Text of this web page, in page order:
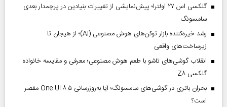
گلکسی اس ۲۷ اولترا؛ پیش‌نمایشی از تغییرات بنیادین در پرچمدار بعدی
سامسونگ
رشد خیره‌کننده بازار توکن‌های هوش مصنوعی (AI)؛ از هیجان تا
زیرساخت‌های واقعی
انقلاب گوشی‌های تاشو‌ با طعم هوش مصنوعی؛ معرفی و مقایسه خانواده
گلکسی Z۸
بحران باتری در گوشی‌های سامسونگ؛ آیا به‌روزرسانی One UI ۸.۵ مقصر
است؟